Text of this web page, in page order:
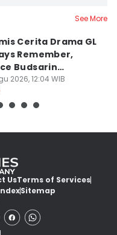
See More
Cerita Drama GL
Remember,
Budsarin
2026, 12:04 WIB
UsTerms of Services
Sitemap